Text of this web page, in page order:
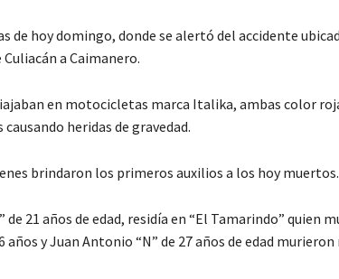
de hoy domingo, donde se alertó del accidente
a Caimanero.
en motocicletas marca Italika, ambas color
heridas de gravedad.
brindaron los primeros auxilios a los hoy muertos.
21 años de edad, residía en “El Tamarindo” quien
y Juan Antonio “N” de 27 años de edad